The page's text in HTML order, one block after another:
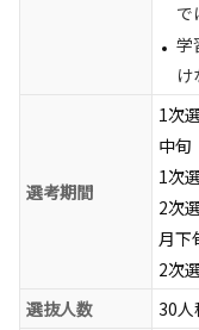
で
学
け
選考期間
1次
中旬
1次
2次
月下
2次
選抜人数
30人